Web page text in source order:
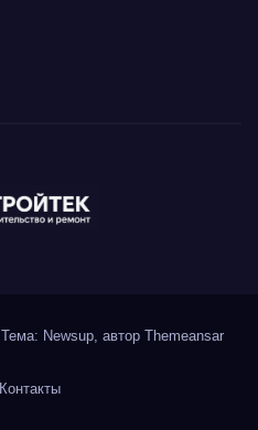
Тема: Newsup, автор Themeansar
Контакты